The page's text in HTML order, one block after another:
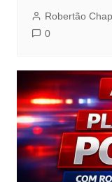
Robertão
0